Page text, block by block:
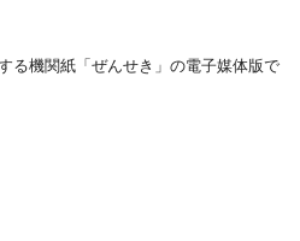
る機関紙「ぜんせき」の電子媒体版で